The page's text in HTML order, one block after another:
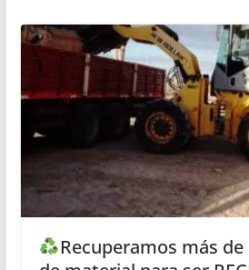
Recuperamos más de